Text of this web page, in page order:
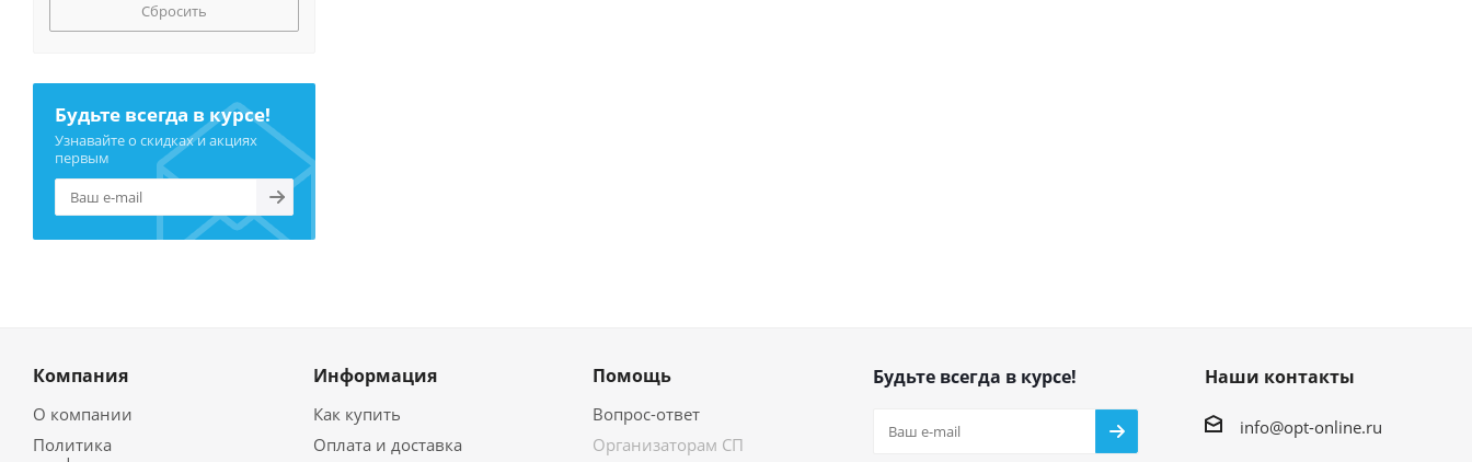
Сбросить
Будьте всегда в курсе!
Узнавайте о скидках и акциях
первым
Компания
О компании
Политика
Информация
Как купить
Оплата и доставка
Помощь
Вопрос-ответ
Организаторам СП
Будьте всегда в курсе! Наши контакты
info@opt-online.ru